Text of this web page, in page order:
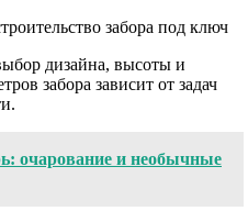
забора под ключ
дизайна, высоты и
забора зависит от задач
очарование и необычные